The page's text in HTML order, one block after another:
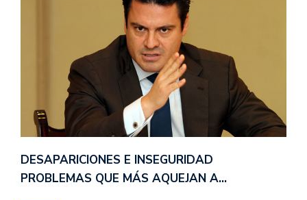
DESAPARICIONES E INSEGURIDAD
PROBLEMAS QUE MÁS AQUEJAN A…